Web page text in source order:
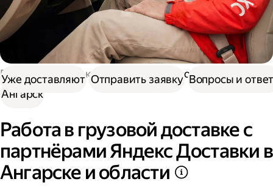
Работа в Доставке
Работа в грузовой доставке
Ангарск
Работа в грузовой доставке с
партнёрами Яндекс Доставки в
Ангарске и области
Уже доставляют Отправить заявку Вопросы и